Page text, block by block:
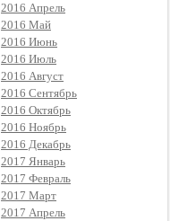
2016 Апрель
2016 Май
2016 Июнь
2016 Июль
2016 Август
2016 Сентябрь
2016 Октябрь
2016 Ноябрь
2016 Декабрь
2017 Январь
2017 Февраль
2017 Март
2017 Апрель